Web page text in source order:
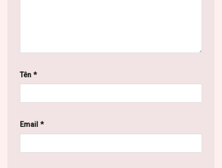
Tên *
Email *